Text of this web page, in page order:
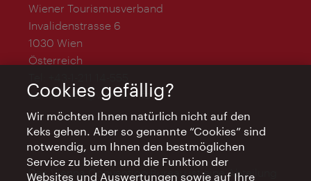
Wiener Tourismusverband
Invalidenstrasse 6
1030 Wien
Österreich
convention@vienna.info
Das Vienna Convention Bureau ist eine Abteilung
Cookies gefällig?
Wir möchten Ihnen natürlich nicht auf den
Keks gehen. Aber so genannte “Cookies” sind
notwendig, um Ihnen den bestmöglichen
Service zu bieten und die Funktion der
Websites und Auswertungen sowie auf Ihre